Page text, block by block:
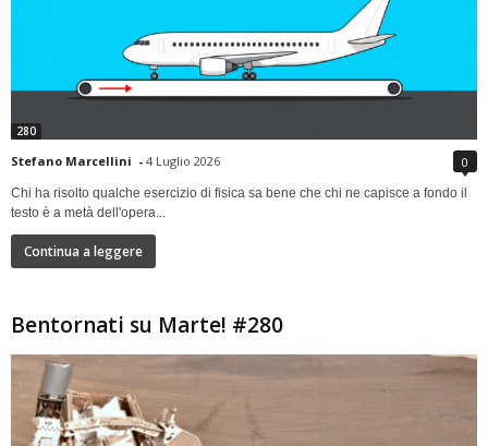
280
Stefano Marcellini - 4 Luglio 2026 0
Chi ha risolto qualche esercizio di fisica sa bene che chi ne capisce a fondo il
testo è a metà dell'opera...
Continua a leggere
Bentornati su Marte! #280